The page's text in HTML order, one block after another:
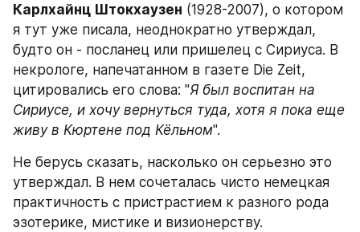
Карлхайнц Штокхаузен (1928-2007), о котором
я тут уже писала, неоднократно утверждал,
будто он - посланец или пришелец с Сириуса. В
некрологе, напечатанном в газете Die Zeit,
цитировались его слова: "Я был воспитан на
Сириусе, и хочу вернуться туда, хотя я пока еще
живу в Кюртене под Кёльном".
Не берусь сказать, насколько он серьезно это
утверждал. В нем сочеталась чисто немецкая
практичность с пристрастием к разного рода
эзотерике, мистике и визионерству.